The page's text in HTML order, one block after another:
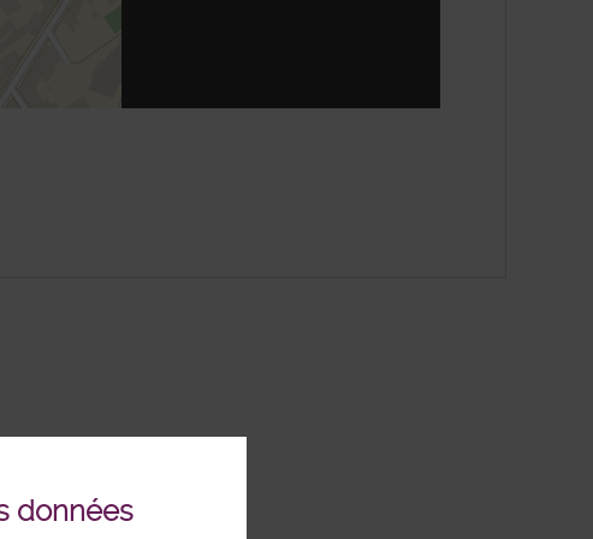
données